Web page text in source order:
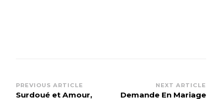
PREVIOUS ARTICLE
Surdoué et Amour,
NEXT ARTICLE
Demande En Mariage